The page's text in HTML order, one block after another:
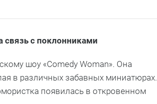
связь с поклонниками
шоу «Comedy Woman». Она
в различных забавных миниатюрах.
появилась в откровенном